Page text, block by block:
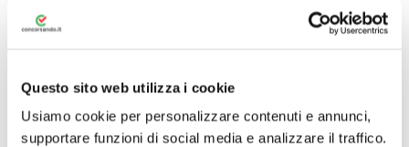
Questo sito web utilizza i cookie
Usiamo cookie per personalizzare contenuti e annunci,
supportare funzioni di social media e analizzare il traffico.
Crotone
Campania Avellino